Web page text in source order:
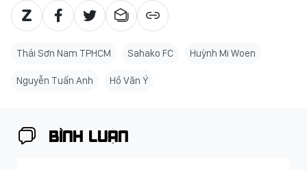
Thái Sơn Nam TPHCM Sahako FC Huỳnh Mi Woen
Nguyễn Tuấn Anh Hồ Văn Ý
BÌNH LUẬN